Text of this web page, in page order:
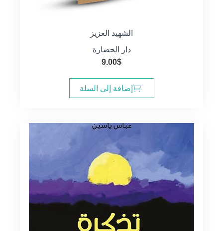
الشهيد العزيز
دار الحضارة
9.00$
إضافة إلى السلة